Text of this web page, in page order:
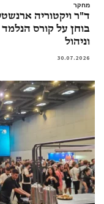
מחקר
ד"ר ויקטוריה
בוחן על קורס
וניהול
30.07.2026